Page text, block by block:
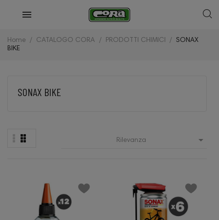
Home CATALOGO CORA PRODOTTI CHIMICI
SONAX
BIKE
SONAX BIKE
Rilevanza 